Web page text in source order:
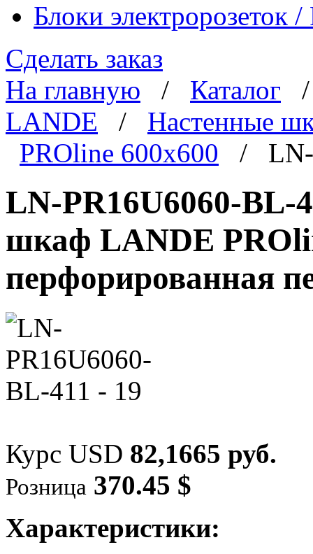
Блоки электророзеток
Сделать заказ
На главную / Каталог
LANDE / Настенные
PROline 600x600 / LN-
LN-PR16U6060-BL-
шкаф LANDE
перфорированная
Курс USD 82,1665 руб.
Розница 370.45 $
Характеристики: